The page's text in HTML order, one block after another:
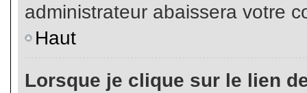
administrateur abaissera votre
Haut
Lorsque je clique sur le lien